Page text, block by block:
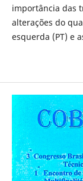
importância das
alterações do
esquerda (PT) e